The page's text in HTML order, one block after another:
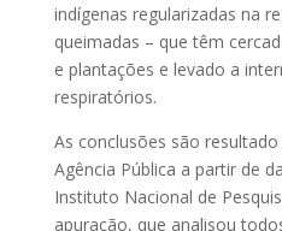
indígenas regularizadas na
queimadas – que têm
e plantações e levado a
respiratórios.
As conclusões são
Agência Pública a partir de
Instituto Nacional de
apuração, que analisou